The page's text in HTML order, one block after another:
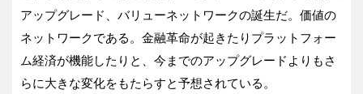
アップグレード、バリューネットワークの誕生だ。価値の
ネットワークである。金融革命が起きたりプラットフォー
ム経済が機能したりと、今までのアップグレードよりもさ
らに大きな変化をもたらすと予想されている。